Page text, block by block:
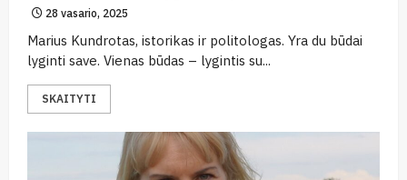
28 vasario, 2025
Marius Kundrotas, istorikas ir politologas. Yra du būdai
lyginti save. Vienas būdas – lygintis su...
SKAITYTI